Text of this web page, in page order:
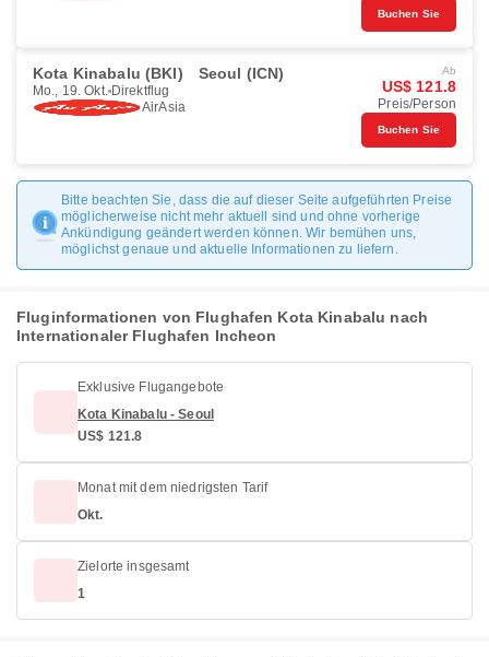
Buchen Sie
Kota Kinabalu (BKI) Seoul (ICN)
Mo., 19. Okt. Direktflug
AirAsia
Ab
US$ 121.8
Preis/Person
Buchen Sie
Bitte beachten Sie, dass die auf dieser Seite aufgeführten Preise
möglicherweise nicht mehr aktuell sind und ohne vorherige
Ankündigung geändert werden können. Wir bemühen uns,
möglichst genaue und aktuelle Informationen zu liefern.
Fluginformationen von Flughafen Kota Kinabalu nach
Internationaler Flughafen Incheon
Exklusive Flugangebote
Kota Kinabalu - Seoul
US$ 121.8
Monat mit dem niedrigsten Tarif
Okt.
Zielorte insgesamt
1